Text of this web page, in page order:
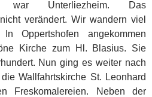
war Unterliezheim. Das
verändert. Wir wandern viel
Oppertshofen angekommen
Kirche zum Hl. Blasius. Sie
Nun ging es weiter nach
Wallfahrtskirche St. Leonhard
Freskomalereien. Neben der